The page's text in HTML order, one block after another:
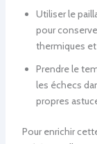
Utiliser le
pour
thermiques
Prendre le
les échecs
propres
Pour enrichir